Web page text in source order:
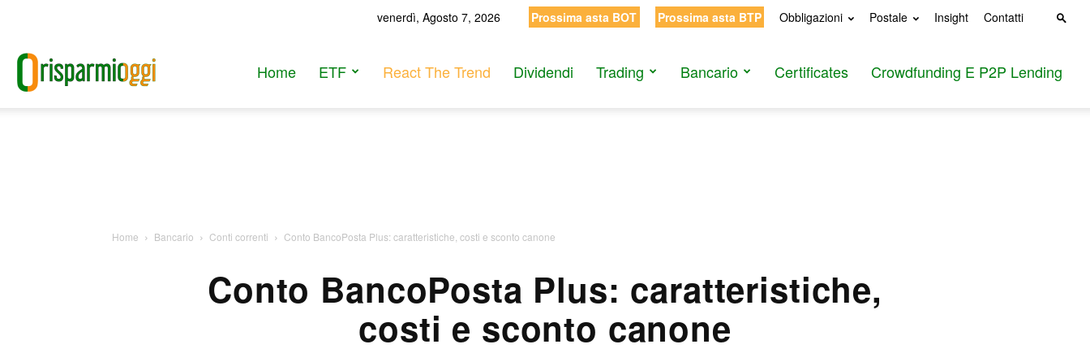
venerdì, Agosto 7, 2026 Prossima asta BOT Prossima asta BTP Obbligazioni Postale Insight Contatti
Home ETF React The Trend Dividendi Trading Bancario Certificates Crowdfunding E P2P Lending
Home Bancario Conti correnti Conto BancoPosta Plus: caratteristiche, costi e sconto canone
Conto BancoPosta Plus: caratteristiche,
costi e sconto canone